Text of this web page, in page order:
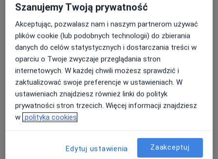
Jagodno, 52-129 Wrocław
Gabinet znajduje się w budynku Sarnia Point na I
piętrze.
Dojazd autobusami 110, 145 od głównego
dworca kolejowego, wysiadamy na przystanku
autobusowym Vivaldiego przy budynku Sarnia
Point, wejście od strony dyskontu Biedronka.
Pacjentów prosimy o posiadanie dokumentu
tożsamości, który należy okazać przed wizytą w
rejestracji.
Dowiedz się więcej
18/05/2026
Szanujemy Twoją prywatność
Akceptując, pozwalasz nam i naszym partnerom używać
plików cookie (lub podobnych technologii) do zbierania
danych do celów statystycznych i dostarczania treści w
oparciu o Twoje zwyczaje przeglądania stron
internetowych. W każdej chwili możesz sprawdzić i
zaktualizować swoje preferencje w ustawieniach. W
ustawieniach znajdziesz również linki do polityk
prywatności stron trzecich. Więcej informacji znajdziesz
w polityka cookies
Edytuj ustawienia Zaakceptuj